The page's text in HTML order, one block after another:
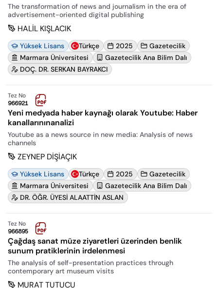
The transformation of news and journalism in the era of
advertisement-oriented digital publishing
HALİL KIŞLACIK
Yüksek Lisans Türkçe 2025
Gazetecilik
Marmara Üniversitesi
Gazetecilik Ana Bilim Dalı
DOÇ. DR. SERKAN BAYRAKCI
Tez No
966921
Yeni medyada haber kaynağı olarak Youtube: Haber
kanallarınınanalizi
Youtube as a news source in new media: Analysis of news
channels
ZEYNEP DİŞİAÇIK
Yüksek Lisans Türkçe 2025
Gazetecilik
Marmara Üniversitesi
Gazetecilik Ana Bilim Dalı
DR. ÖĞR. ÜYESİ ALAATTİN ASLAN
Tez No
966895
Çağdaş sanat müze ziyaretleri üzerinden benlik
sunum pratiklerinin irdelenmesi
The analysis of self-presentation practices through
contemporary art museum visits
MURAT TUTUCU